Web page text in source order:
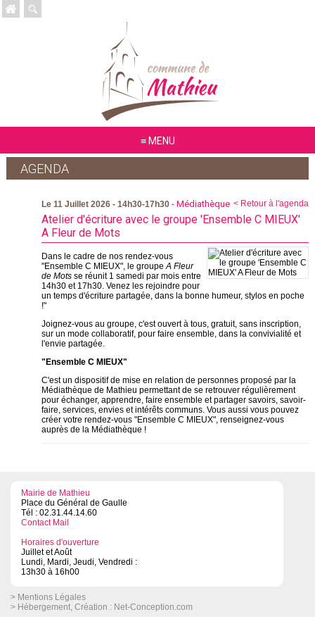
MENU
AGENDA
< Retour à l'agenda
Le 11 Juillet 2026 - 14h30-17h30- Médiathèque
Atelier d'écriture avec le groupe 'Ensemble C MIEUX'
A Fleur de Mots
Dans le cadre de nos rendez-vous
"Ensemble C MIEUX", le groupeA Fleur
de Mots se réunit 1 samedi par mois entre
14h30 et 17h30. Venez les rejoindre pour
un temps d'écriture partagée, dans la bonne humeur, stylos en poche
!"
Joignez-vous au groupe, c'est ouvert à tous, gratuit, sans inscription,
sur un mode collaboratif, pour faire ensemble, dans la convivialité et
l'envie partagée.
"Ensemble C MIEUX"
C'est un dispositif de mise en relation de personnes proposé par la
Médiathèque de Mathieu permettant de se retrouver régulièrement
pour échanger, apprendre, faire ensemble et partager savoirs, savoir-
faire, services, envies et intérêts communs. Vous aussi vous pouvez
créer votre rendez-vous "Ensemble C MIEUX", renseignez-vous
auprès de la Médiathèque !
Mairie de Mathieu
Place du Général de Gaulle
Tél : 02.31.44.14.60
Contact Mail
Horaires d'ouverture
Juillet et Août
Lundi, Mardi, Jeudi, Vendredi :
13h30 à 16h00
> Mentions Légales
> Hébergement, Création : Net-Conception.com